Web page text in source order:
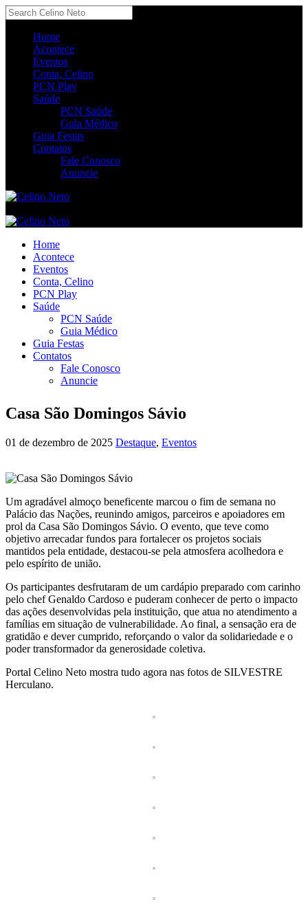
Home
Acontece
Eventos
Conta, Celino
PCN Play
Saúde
PCN Saúde
Guia Médico
Guia Festas
Contatos
Fale Conosco
Anuncie
Home
Acontece
Eventos
Conta, Celino
PCN Play
Saúde
PCN Saúde
Guia Médico
Guia Festas
Contatos
Fale Conosco
Anuncie
Casa São Domingos Sávio
01 de dezembro de 2025 Destaque, Eventos
Um agradável almoço beneficente marcou o fim de semana no
Palácio das Nações, reunindo amigos, parceiros e apoiadores em
prol da Casa São Domingos Sávio. O evento, que teve como
objetivo arrecadar fundos para fortalecer os projetos sociais
mantidos pela entidade, destacou-se pela atmosfera acolhedora e
pelo espírito de união.
Os participantes desfrutaram de um cardápio preparado com carinho
pelo chef Genaldo Cardoso e puderam conhecer de perto o impacto
das ações desenvolvidas pela instituição, que atua no atendimento a
famílias em situação de vulnerabilidade. Ao final, a sensação era de
gratidão e dever cumprido, reforçando o valor da solidariedade e o
poder transformador da generosidade coletiva.
Portal Celino Neto mostra tudo agora nas fotos de SILVESTRE
Herculano.